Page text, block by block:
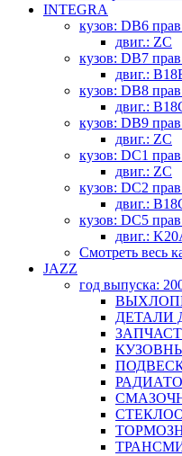
INTEGRA
кузов: DB6
двиг.: ZC
кузов: DB7
двиг.:
кузов: DB8
двиг.:
кузов: DB9
двиг.: ZC
кузов: DC1
двиг.: ZC
кузов: DC2
двиг.:
кузов: DC5
двиг.:
Смотреть весь
JAZZ
год выпуска:
ДЕТАЛИ